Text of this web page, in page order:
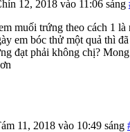
12, 2018 vào 11:06 sáng
muối trứng theo cách 1
em bóc thử một quả thì
đạt phải không chị?
11, 2018 vào 10:49 sáng